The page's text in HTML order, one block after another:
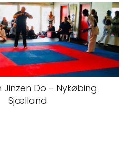
Jinzen Do - Nykøbing
Sjælland